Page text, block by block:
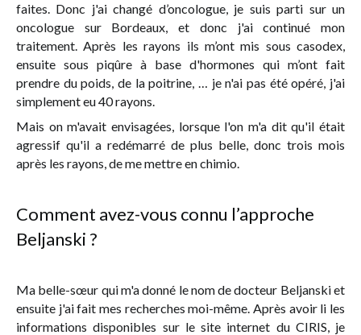
faites. Donc j'ai changé d’oncologue, je suis parti sur un
oncologue sur Bordeaux, et donc j'ai continué mon
traitement. Après les rayons ils m’ont mis sous casodex,
ensuite sous piqûre à base d'hormones qui m’ont fait
prendre du poids, de la poitrine, … je n'ai pas été opéré, j'ai
simplement eu 40 rayons.
Mais on m'avait envisagées, lorsque l'on m'a dit qu'il était
agressif qu'il a redémarré de plus belle, donc trois mois
après les rayons, de me mettre en chimio.
Comment avez-vous connu l’approche
Beljanski ?
Ma belle-sœur qui m'a donné le nom de docteur Beljanski et
ensuite j'ai fait mes recherches moi-même. Après avoir li les
informations disponibles sur le site internet du CIRIS, je